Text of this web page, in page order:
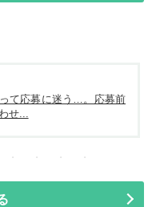
て応募に迷う…。応募前
せ...